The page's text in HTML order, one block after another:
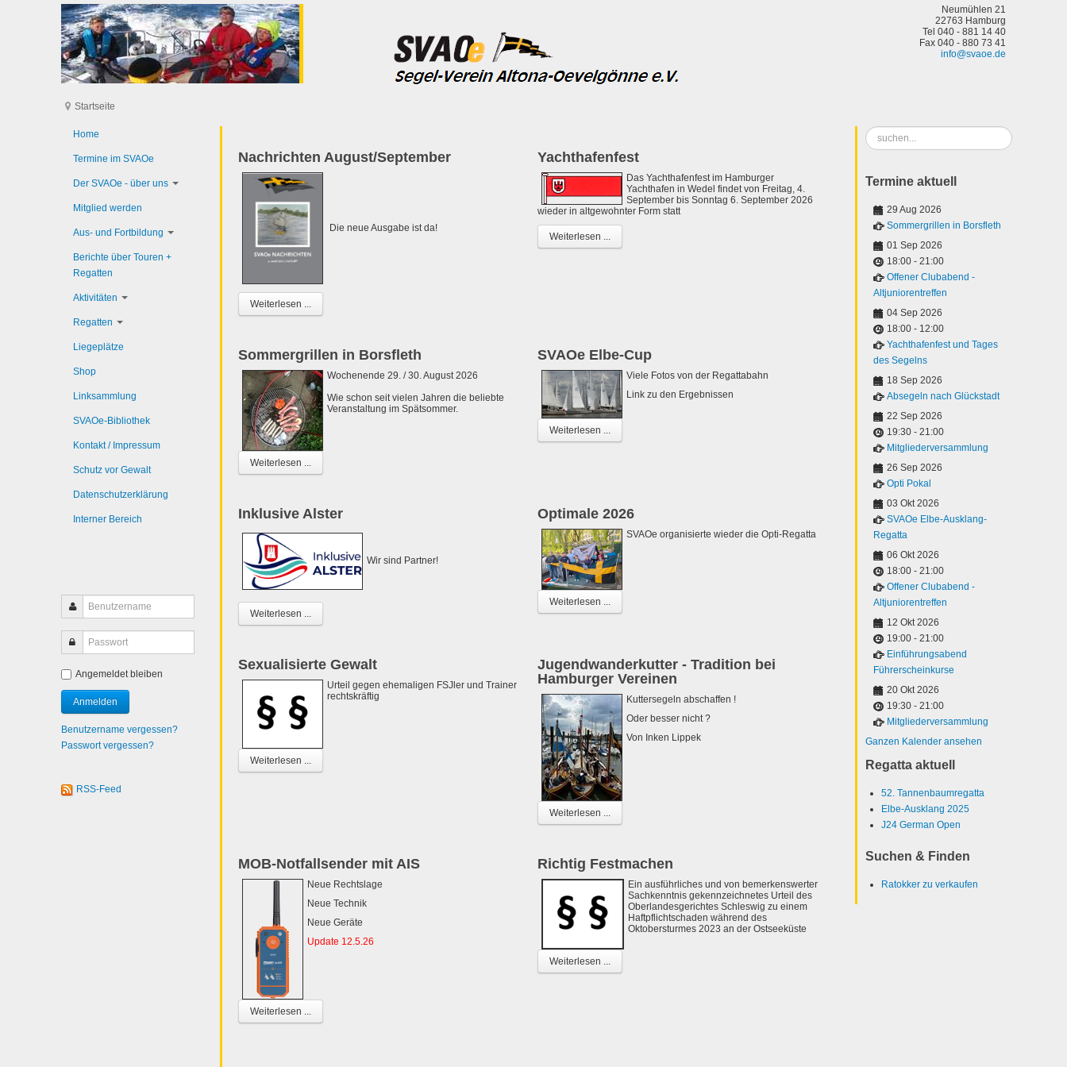
Neumühlen 21
22763 Hamburg
Tel 040 - 881 14 40
Fax 040 - 880 73 41
info@svaoe.de
Startseite
Nachrichten August/September
Die neue Ausgabe ist da!
Weiterlesen ...
Yachthafenfest
Das Yachthafenfest im Hamburger
Yachthafen in Wedel findet von Freitag, 4.
September bis Sonntag 6. September 2026
wieder in altgewohnter Form statt
Weiterlesen ...
Sommergrillen in Borsfleth
Wochenende 29. / 30. August 2026
Wie schon seit vielen Jahren die beliebte
Veranstaltung im Spätsommer.
Weiterlesen ...
SVAOe Elbe-Cup
Viele Fotos von der Regattabahn
Link zu den Ergebnissen
Weiterlesen ...
Inklusive Alster
Wir sind Partner!
Weiterlesen ...
Optimale 2026
SVAOe organisierte wieder die Opti-Regatta
Weiterlesen ...
Sexualisierte Gewalt
Urteil gegen ehemaligen FSJler und Trainer
rechtskräftig
Weiterlesen ...
Jugendwanderkutter - Tradition bei
Hamburger Vereinen
Kuttersegeln abschaffen !
Oder besser nicht ?
Von Inken Lippek
Weiterlesen ...
MOB-Notfallsender mit AIS
Neue Rechtslage
Neue Technik
Neue Geräte
Update 12.5.26
Weiterlesen ...
Richtig Festmachen
Ein ausführliches und von bemerkenswerter
Sachkenntnis gekennzeichnetes Urteil des
Oberlandesgerichtes Schleswig zu einem
Haftpflichtschaden während des
Oktobersturmes 2023 an der Ostseeküste
Weiterlesen ...
Home
Termine im SVAOe
Der SVAOe - über uns
Mitglied werden
Aus- und Fortbildung
Berichte über Touren +
Regatten
Aktivitäten
Regatten
Liegeplätze
Shop
Linksammlung
SVAOe-Bibliothek
Kontakt / Impressum
Schutz vor Gewalt
Datenschutzerklärung
Interner Bereich
Angemeldet bleiben
Benutzername vergessen?
Passwort vergessen?
RSS-Feed
Suchen
...
Termine aktuell
29 Aug 2026
Sommergrillen in Borsfleth
01 Sep 2026
18:00 - 21:00
Offener Clubabend -
Altjuniorentreffen
04 Sep 2026
18:00 - 12:00
Yachthafenfest und Tages
des Segelns
18 Sep 2026
Absegeln nach Glückstadt
22 Sep 2026
19:30 - 21:00
Mitgliederversammlung
26 Sep 2026
Opti Pokal
03 Okt 2026
SVAOe Elbe-Ausklang-
Regatta
06 Okt 2026
18:00 - 21:00
Offener Clubabend -
Altjuniorentreffen
12 Okt 2026
19:00 - 21:00
Einführungsabend
Führerscheinkurse
20 Okt 2026
19:30 - 21:00
Mitgliederversammlung
Ganzen Kalender ansehen
Regatta aktuell
52. Tannenbaumregatta
Elbe-Ausklang 2025
J24 German Open
Suchen & Finden
Ratokker zu verkaufen